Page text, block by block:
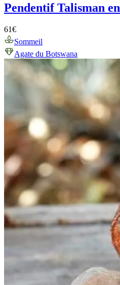
Pendentif Talisman
61€
Sommeil
Agate du Botswana